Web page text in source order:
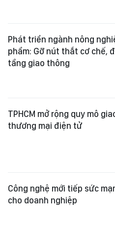
Phát triển ngành nông
phẩm: Gỡ nút thắt cơ chế,
tầng giao thông
TPHCM mở rộng quy mô
thương mại điện tử
Công nghệ mới tiếp sức
cho doanh nghiệp